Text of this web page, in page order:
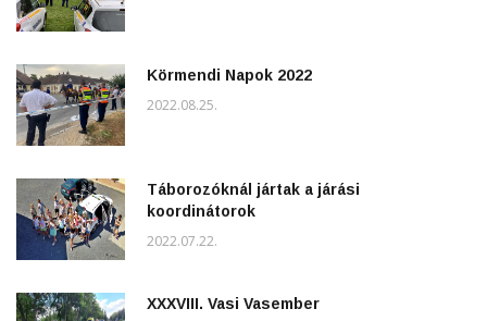
Körmendi Napok 2022
2022.08.25.
Táborozóknál jártak a járási
koordinátorok
2022.07.22.
XXXVIII. Vasi Vasember